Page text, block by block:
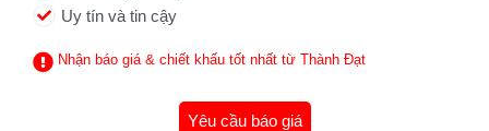
Uy tín và tin cậy
Nhận báo giá & chiết khấu tốt nhất từ Thành Đạt
Yêu cầu báo giá